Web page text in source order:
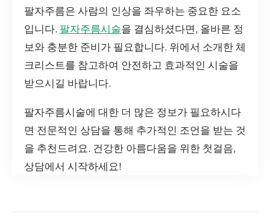
팔자주름은 사람의 인상을 좌우하는 중요한 요소
입니다. 팔자주름시술을 결심하셨다면, 올바른 정
보와 충분한 준비가 필요합니다. 위에서 소개한 체
크리스트를 참고하여 안전하고 효과적인 시술을
받으시길 바랍니다.
팔자주름시술에 대한 더 많은 정보가 필요하시다
면 전문적인 상담을 통해 추가적인 조언을 받는 것
을 추천드려요. 건강한 아름다움을 위한 첫걸음,
상담에서 시작하세요!